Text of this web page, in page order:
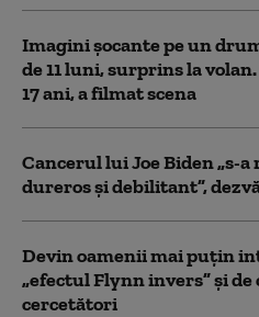
Imagini șocante pe un
de 11 luni, surprins la
17 ani, a filmat scena
Cancerul lui Joe Biden „s-
dureros și debilitant”,
Devin oamenii mai puțin
„efectul Flynn invers” și
cercetători